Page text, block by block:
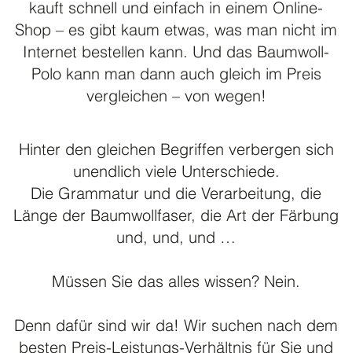
kauft schnell und einfach in einem Online-
Shop – es gibt kaum etwas, was man nicht im
Internet bestellen kann. Und das Baumwoll-
Polo kann man dann auch gleich im Preis
vergleichen – von wegen!
Hinter den gleichen Begriffen verbergen sich
unendlich viele Unterschiede.
Die Grammatur und die Verarbeitung, die
Länge der Baumwollfaser, die Art der Färbung
und, und, und …
Müssen Sie das alles wissen? Nein.
Denn dafür sind wir da! Wir suchen nach dem
besten Preis-Leistungs-Verhältnis für Sie und